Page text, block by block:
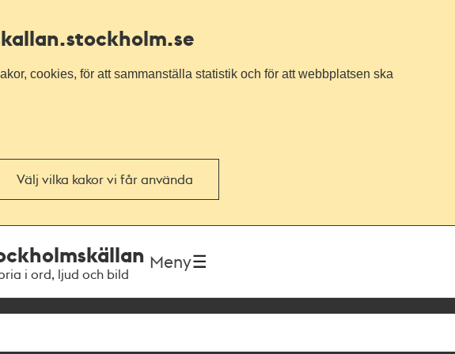
.stockholm.se
cookies, för att sammanställa statistik och för att webbplatsen ska
Välj vilka kakor vi får använda
i ord, ljud och bild
Meny